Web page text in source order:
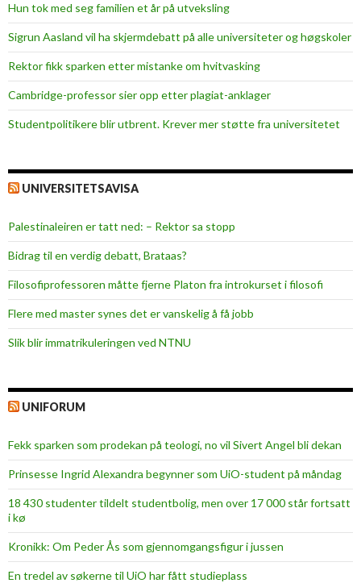
Hun tok med seg familien et år på utveksling
Sigrun Aasland vil ha skjerm­debatt på alle universiteter og høgskoler
Rektor fikk sparken etter mistanke om hvitvasking
Cambridge-professor sier opp etter plagiat-anklager
Studentpolitikere blir utbrent. Krever mer støtte fra universitetet
UNIVERSITETSAVISA
Palestinaleiren er tatt ned: – Rektor sa stopp
Bidrag til en verdig debatt, Brataas?
Filosofiprofessoren måtte fjerne Platon fra introkurset i filosofi
Flere med master synes det er vanskelig å få jobb
Slik blir immatrikuleringen ved NTNU
UNIFORUM
Fekk sparken som prodekan på teologi, no vil Sivert Angel bli dekan
Prinsesse Ingrid Alexandra begynner som UiO-student på måndag
18 430 studenter tildelt studentbolig, men over 17 000 står fortsatt
i kø
Kronikk: Om Peder Ås som gjennomgangsfigur i jussen
En tredel av søkerne til UiO har fått studieplass